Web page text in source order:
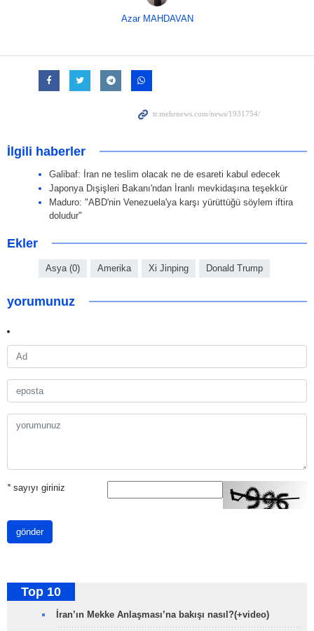
Azar MAHDAVAN
İlgili haberler
Galibaf: İran ne teslim olacak ne de esareti kabul edecek
Japonya Dışişleri Bakanı'ndan İranlı mevkidaşına teşekkür
Maduro: "ABD'nin Venezuela'ya karşı yürüttüğü söylem iftira
doludur"
Ekler
Asya (0) Amerika Xi Jinping Donald Trump
yorumunuz
*sayıyı giriniz
gönder
Top 10
İran’ın Mekke Anlaşması’na bakışı nasıl?(+video)